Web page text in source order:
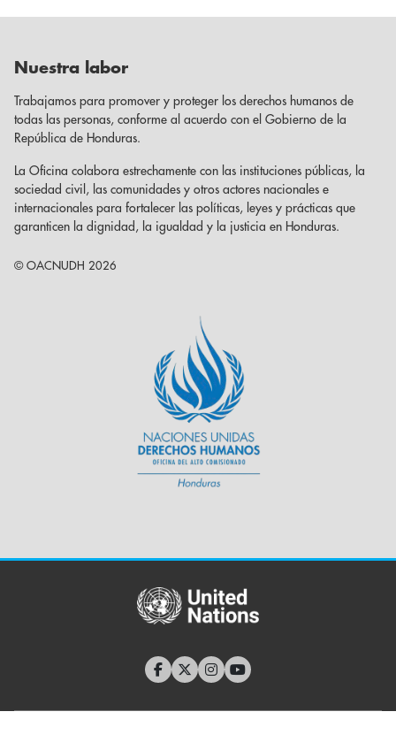
Nuestra labor
Trabajamos para promover y proteger los derechos humanos de
todas las personas, conforme al acuerdo con el Gobierno de la
República de Honduras.
La Oficina colabora estrechamente con las instituciones públicas, la
sociedad civil, las comunidades y otros actores nacionales e
internacionales para fortalecer las políticas, leyes y prácticas que
garanticen la dignidad, la igualdad y la justicia en Honduras.
© OACNUDH 2026